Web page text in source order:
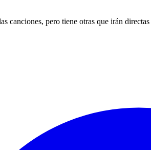
canciones, pero tiene otras que irán